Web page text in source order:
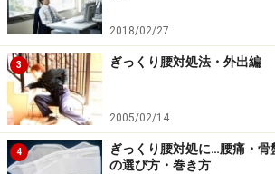
2018/02/27
3 ぎっくり腰対処法・外出編
2005/02/14
4
ぎっくり腰対処に…腰痛・骨
の選び方・巻き方